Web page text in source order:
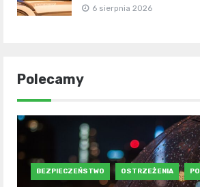
6 sierpnia 2026
Polecamy
BEZPIECZEŃSTWO OSTRZEŻENIA